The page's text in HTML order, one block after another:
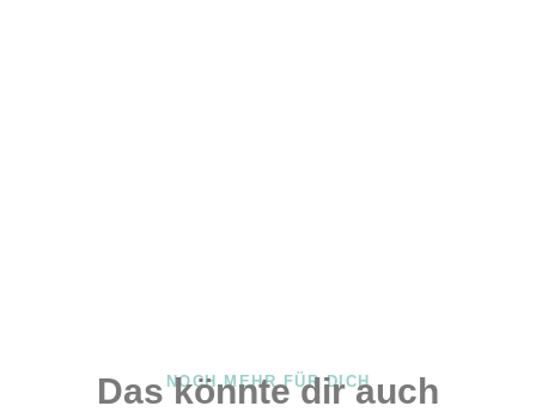
NOCH MEHR FÜR DICH
Das könnte dir auch